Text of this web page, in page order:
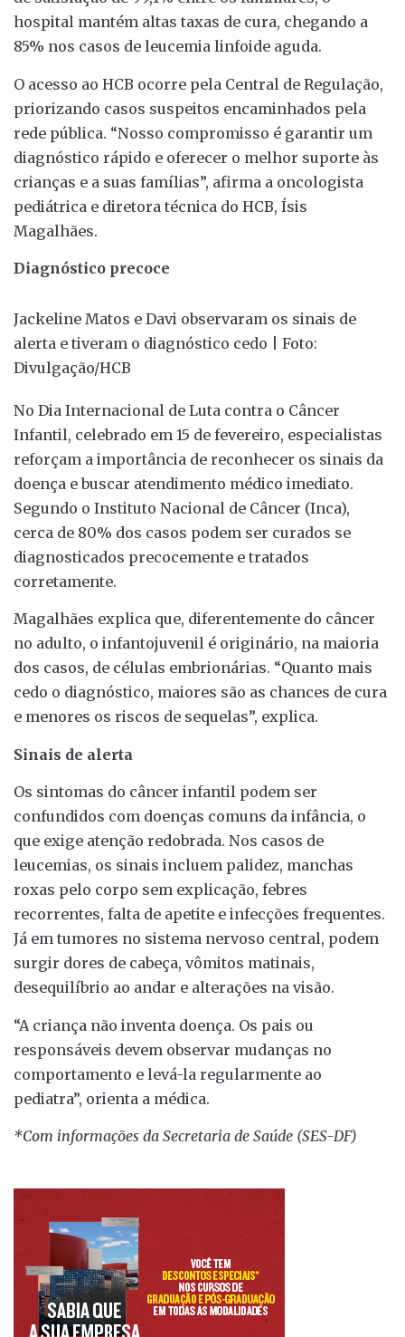
hospital mantém altas taxas de cura, chegando a
85% nos casos de leucemia linfoide aguda.
O acesso ao HCB ocorre pela Central de Regulação,
priorizando casos suspeitos encaminhados pela
rede pública. “Nosso compromisso é garantir um
diagnóstico rápido e oferecer o melhor suporte às
crianças e a suas famílias”, afirma a oncologista
pediátrica e diretora técnica do HCB, Ísis
Magalhães.
Diagnóstico precoce
Jackeline Matos e Davi observaram os sinais de
alerta e tiveram o diagnóstico cedo | Foto:
Divulgação/HCB
No Dia Internacional de Luta contra o Câncer
Infantil, celebrado em 15 de fevereiro, especialistas
reforçam a importância de reconhecer os sinais da
doença e buscar atendimento médico imediato.
Segundo o Instituto Nacional de Câncer (Inca),
cerca de 80% dos casos podem ser curados se
diagnosticados precocemente e tratados
corretamente.
Magalhães explica que, diferentemente do câncer
no adulto, o infantojuvenil é originário, na maioria
dos casos, de células embrionárias. “Quanto mais
cedo o diagnóstico, maiores são as chances de cura
e menores os riscos de sequelas”, explica.
Sinais de alerta
Os sintomas do câncer infantil podem ser
confundidos com doenças comuns da infância, o
que exige atenção redobrada. Nos casos de
leucemias, os sinais incluem palidez, manchas
roxas pelo corpo sem explicação, febres
recorrentes, falta de apetite e infecções frequentes.
Já em tumores no sistema nervoso central, podem
surgir dores de cabeça, vômitos matinais,
desequilíbrio ao andar e alterações na visão.
“A criança não inventa doença. Os pais ou
responsáveis devem observar mudanças no
comportamento e levá-la regularmente ao
pediatra”, orienta a médica.
*Com informações da Secretaria de Saúde (SES-DF)